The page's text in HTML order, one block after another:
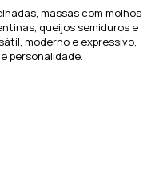
massas com molhos
queijos semiduros e
moderno e expressivo,
personalidade.